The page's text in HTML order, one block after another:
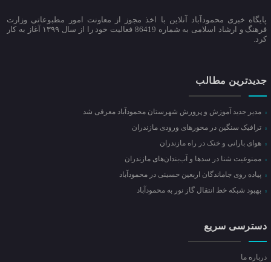
پایگاه خبری محمودآباد آنلاین با اخذ مجوز از معاونت امور مطبوعاتی وزارت
فرهنگ و ارشاد اسلامی به شماره 86419 فعالیت خود را از سال ۱۳۹۹ آغاز به کار
کرد.
جدیدترین مطالب
مدیر جدید آموزش و پرورش شهرستان محمودآباد معرفی شد
ترافیک سنگین در محور‌های ورودی مازندران
هوای بارانی و خنک در راه مازندران
ممنوعیت شنا در سدها و آب‌بندان‌‌های مازندران
پیاده روی جاماندگان اربعین حسینی در محمودآباد
بهبود شبکه خط انتقال گاز نور به محمودآباد
دسترسی سریع
درباره ما